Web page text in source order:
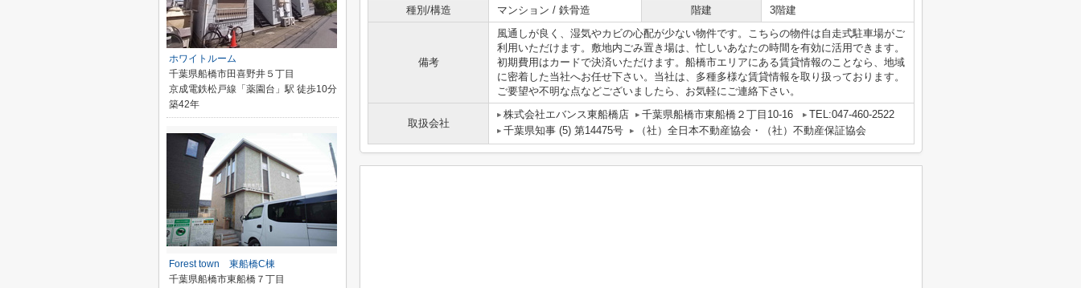
種別/構造
マンション / 鉄骨造 階建 3階建
備考
風通しが良く、湿気やカビの心配が少ない物件です。こちらの物件は自走式駐車場がご
利用いただけます。敷地内ごみ置き場は、忙しいあなたの時間を有効に活用できます。
初期費用はカードで決済いただけます。船橋市エリアにある賃貸情報のことなら、地域
に密着した当社へお任せ下さい。当社は、多種多様な賃貸情報を取り扱っております。
ご要望や不明な点などございましたら、お気軽にご連絡下さい。
取扱会社
株式会社エバンス東船橋店 千葉県船橋市東船橋２丁目10-16
TEL:047-460-2522
千葉県知事 (5) 第14475号
（社）全日本不動産協会・（社）不動産保証協会
ホワイトルーム
千葉県船橋市田喜野井５丁目
京成電鉄松戸線「薬園台」駅 徒歩10分
築42年
Forest town 東船橋C棟
千葉県船橋市東船橋７丁目